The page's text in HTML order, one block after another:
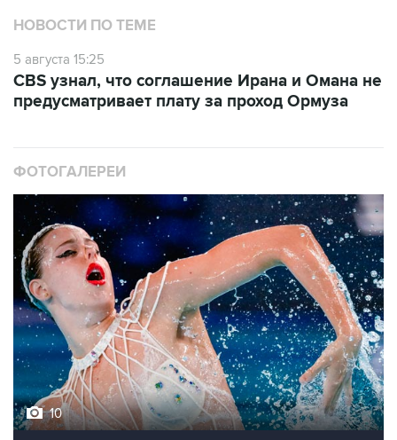
НОВОСТИ ПО ТЕМЕ
5 августа 15:25
CBS узнал, что соглашение Ирана и Омана не
предусматривает плату за проход Ормуза
ФОТОГАЛЕРЕИ
10